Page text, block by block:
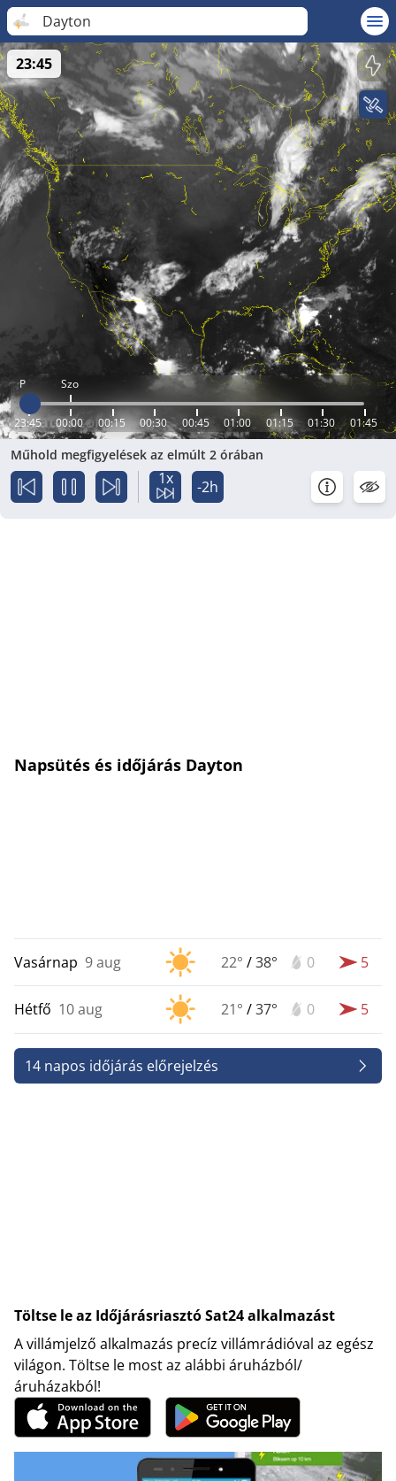
Dayton
P Szo
23:45 00:00 00:15 00:30 00:45 01:00 01:15 01:30 01:45
23:45
Műhold megfigyelések az elmúlt 2 órában
1x -2h
Napsütés és időjárás Dayton
Vasárnap 9 aug 22° /38° 0 5
Hétfő 10 aug 21° /37° 0 5
14 napos időjárás előrejelzés
Töltse le az Időjárásriasztó Sat24 alkalmazást
A villámjelző alkalmazás precíz villámrádióval az egész
világon. Töltse le most az alábbi áruházból/
áruházakból!